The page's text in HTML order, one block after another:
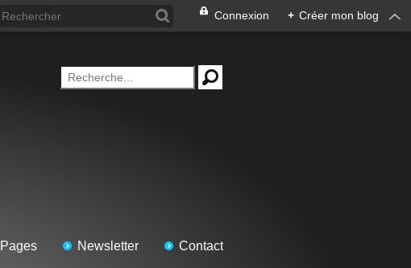
Connexion + Créer mon blog
Pages Newsletter Contact